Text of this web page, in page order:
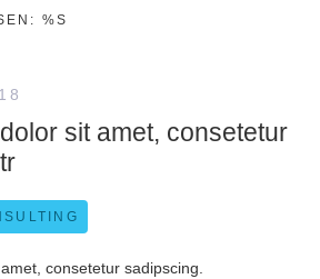
%S
sit amet, consetetur
consetetur sadipscing.